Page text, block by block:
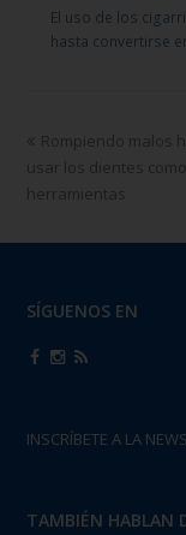
El uso de los
hasta convertirse
Rompiendo malos
usar los dientes como
herramientas
SÍGUENOS EN
INSCRÍBETE A LA
TAMBIÉN HABLAN